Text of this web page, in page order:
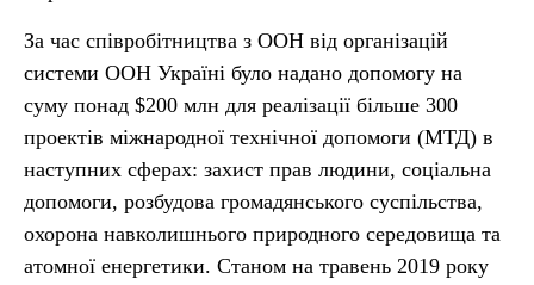
За час співробітництва з ООН від організацій
системи ООН Україні було надано допомогу на
суму понад $200 млн для реалізації більше 300
проектів міжнародної технічної допомоги (МТД) в
наступних сферах: захист прав людини, соціальна
допомоги, розбудова громадянського суспільства,
охорона навколишнього природного середовища та
атомної енергетики. Станом на травень 2019 року